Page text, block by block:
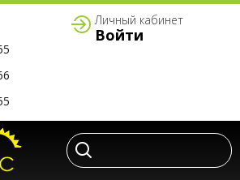
Личный кабинет
Войти